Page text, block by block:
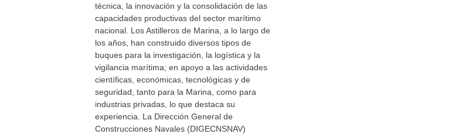
técnica, la innovación y la consolidación de las
capacidades productivas del sector marítimo
nacional. Los Astilleros de Marina, a lo largo de
los años, han construido diversos tipos de
buques para la investigación, la logística y la
vigilancia marítima; en apoyo a las actividades
científicas, económicas, tecnológicas y de
seguridad, tanto para la Marina, como para
industrias privadas, lo que destaca su
experiencia. La Dirección General de
Construcciones Navales (DIGECNSNAV)